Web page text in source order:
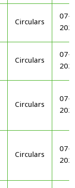
Circulars
07-
Circulars
07-
Circulars
07-
Circulars
07-